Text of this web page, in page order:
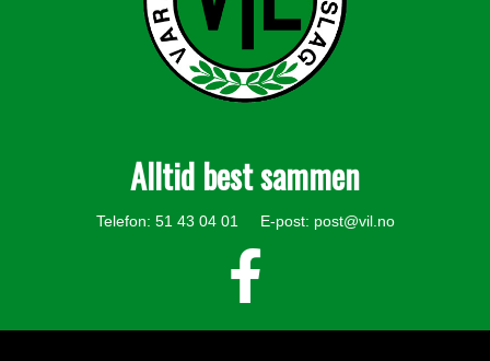
Alltid best sammen
Telefon: 51 43 04 01 E-post: post@vil.no